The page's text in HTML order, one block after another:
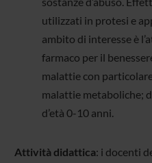
utilizzati in protesi e
ambito di interesse è
farmaco per il
malattie con
malattie metaboliche;
d’età 0-10 anni.
Attività didattica: i docenti